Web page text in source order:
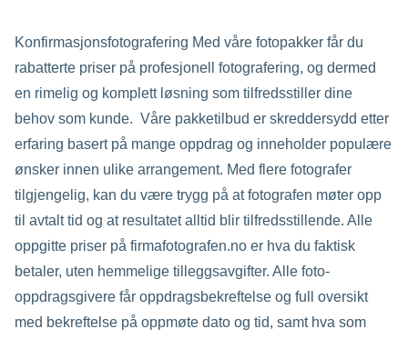
Konfirmasjonsfotografering Med våre fotopakker får du
rabatterte priser på profesjonell fotografering, og dermed
en rimelig og komplett løsning som tilfredsstiller dine
behov som kunde. Våre pakketilbud er skreddersydd etter
erfaring basert på mange oppdrag og inneholder populære
ønsker innen ulike arrangement. Med flere fotografer
tilgjengelig, kan du være trygg på at fotografen møter opp
til avtalt tid og at resultatet alltid blir tilfredsstillende. Alle
oppgitte priser på firmafotografen.no er hva du faktisk
betaler, uten hemmelige tilleggsavgifter. Alle foto-
oppdragsgivere får oppdragsbekreftelse og full oversikt
med bekreftelse på oppmøte dato og tid, samt hva som